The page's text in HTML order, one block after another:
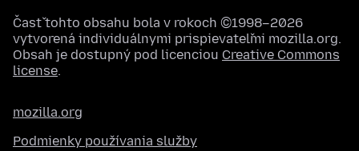
Časť tohto obsahu bola v rokoch ©1998–2026
vytvorená individuálnymi prispievateľmi mozilla.org.
Obsah je dostupný pod licenciou Creative Commons
license.
mozilla.org
Podmienky používania služby